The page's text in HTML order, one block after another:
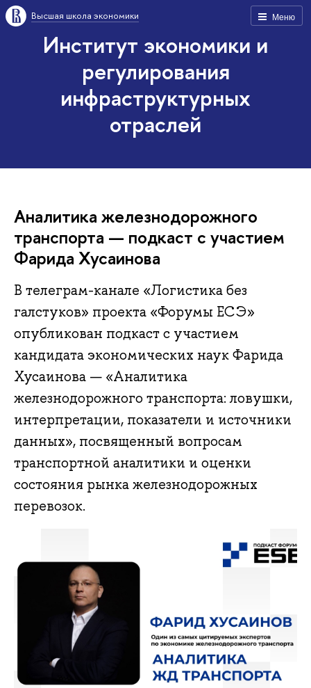
Меню
Высшая школа экономики
Институт экономики и
регулирования
инфраструктурных
отраслей
Аналитика железнодорожного
транспорта — подкаст с участием
Фарида Хусаинова
В телеграм-канале «Логистика без
галстуков» проекта «Форумы ЕСЭ»
опубликован подкаст с участием
кандидата экономических наук Фарида
Хусаинова — «Аналитика
железнодорожного транспорта: ловушки,
интерпретации, показатели и источники
данных», посвященный вопросам
транспортной аналитики и оценки
состояния рынка железнодорожных
перевозок.